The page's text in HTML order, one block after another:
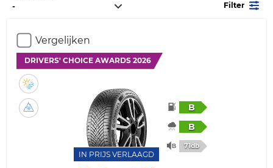
Filter
Vergelijken
DRIVERS' CHOICE AWARDS 2026
IN PRIJS VERLAAGD
B
B
71db